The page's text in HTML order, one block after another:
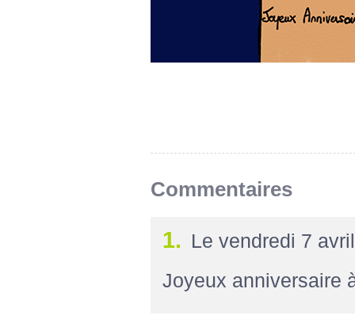
Commentaires
1. Le vendredi 7
Joyeux anniversaire